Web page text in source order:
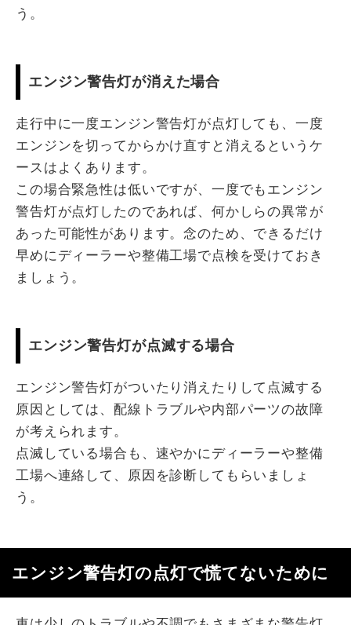
う。
エンジン警告灯が消えた場合
走行中に一度エンジン警告灯が点灯しても、一度
エンジンを切ってからかけ直すと消えるというケ
ースはよくあります。
この場合緊急性は低いですが、一度でもエンジン
警告灯が点灯したのであれば、何かしらの異常が
あった可能性があります。念のため、できるだけ
早めにディーラーや整備工場で点検を受けておき
ましょう。
エンジン警告灯が点滅する場合
エンジン警告灯がついたり消えたりして点滅する
原因としては、配線トラブルや内部パーツの故障
が考えられます。
点滅している場合も、速やかにディーラーや整備
工場へ連絡して、原因を診断してもらいましょ
う。
エンジン警告灯の点灯で慌てないために